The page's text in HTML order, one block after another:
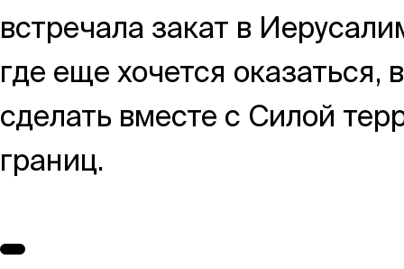
встречала закат в
где еще хочется
сделать вместе с Силой
границ.